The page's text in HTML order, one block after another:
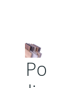
Po